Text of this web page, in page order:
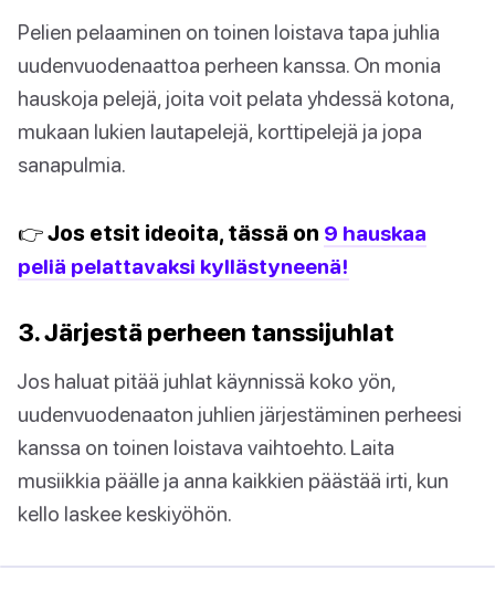
Pelien pelaaminen on toinen loistava tapa juhlia
uudenvuodenaattoa perheen kanssa. On monia
hauskoja pelejä, joita voit pelata yhdessä kotona,
mukaan lukien lautapelejä, korttipelejä ja jopa
sanapulmia.
👉 Jos etsit ideoita, tässä on 9 hauskaa
peliä pelattavaksi kyllästyneenä!
3. Järjestä perheen tanssijuhlat
Jos haluat pitää juhlat käynnissä koko yön,
uudenvuodenaaton juhlien järjestäminen perheesi
kanssa on toinen loistava vaihtoehto. Laita
musiikkia päälle ja anna kaikkien päästää irti, kun
kello laskee keskiyöhön.